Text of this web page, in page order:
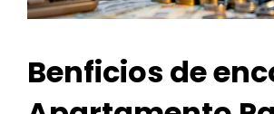
Benficios de